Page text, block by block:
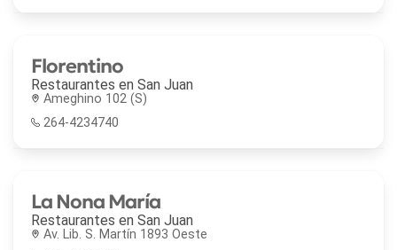
Florentino
Restaurantes en San Juan
Ameghino 102 (S)
264-4234740
La Nona María
Restaurantes en San Juan
Av. Lib. S. Martín 1893 Oeste